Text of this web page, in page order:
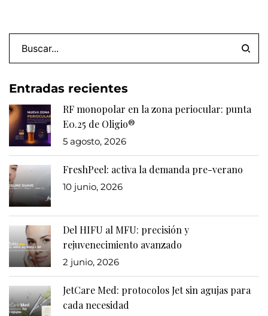
Entradas recientes
RF monopolar en la zona periocular: punta
E0.25 de Oligio®
5 agosto, 2026
FreshPeel: activa la demanda pre-verano
10 junio, 2026
Del HIFU al MFU: precisión y
rejuvenecimiento avanzado
2 junio, 2026
JetCare Med: protocolos Jet sin agujas para
cada necesidad